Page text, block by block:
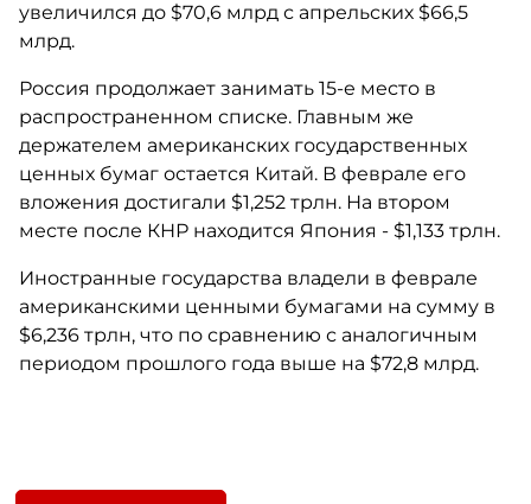
увеличился до $70,6 млрд с апрельских $66,5
млрд.
Россия продолжает занимать 15-е место в
распространенном списке. Главным же
держателем американских государственных
ценных бумаг остается Китай. В феврале его
вложения достигали $1,252 трлн. На втором
месте после КНР находится Япония - $1,133 трлн.
Иностранные государства владели в феврале
американскими ценными бумагами на сумму в
$6,236 трлн, что по сравнению с аналогичным
периодом прошлого года выше на $72,8 млрд.